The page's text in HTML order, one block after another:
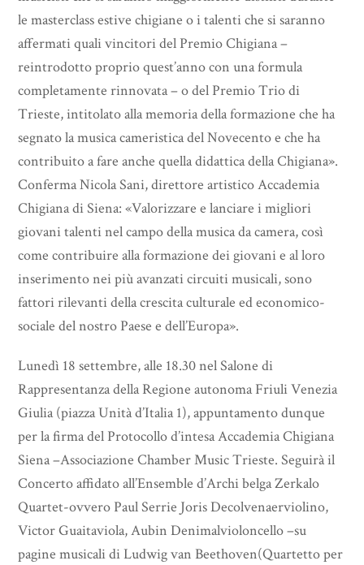
le masterclass estive chigiane o i talenti che si saranno
affermati quali vincitori del Premio Chigiana –
reintrodotto proprio quest’anno con una formula
completamente rinnovata – o del Premio Trio di
Trieste, intitolato alla memoria della formazione che ha
segnato la musica cameristica del Novecento e che ha
contribuito a fare anche quella didattica della Chigiana».
Conferma Nicola Sani, direttore artistico Accademia
Chigiana di Siena: «Valorizzare e lanciare i migliori
giovani talenti nel campo della musica da camera, così
come contribuire alla formazione dei giovani e al loro
inserimento nei più avanzati circuiti musicali, sono
fattori rilevanti della crescita culturale ed economico-
sociale del nostro Paese e dell’Europa».
Lunedì 18 settembre, alle 18.30 nel Salone di
Rappresentanza della Regione autonoma Friuli Venezia
Giulia (piazza Unità d’Italia 1), appuntamento dunque
per la firma del Protocollo d’intesa Accademia Chigiana
Siena –Associazione Chamber Music Trieste. Seguirà il
Concerto affidato all’Ensemble d’Archi belga Zerkalo
Quartet-ovvero Paul Serrie Joris Decolvenaerviolino,
Victor Guaitaviola, Aubin Denimalvioloncello –su
pagine musicali di Ludwig van Beethoven(Quartetto per